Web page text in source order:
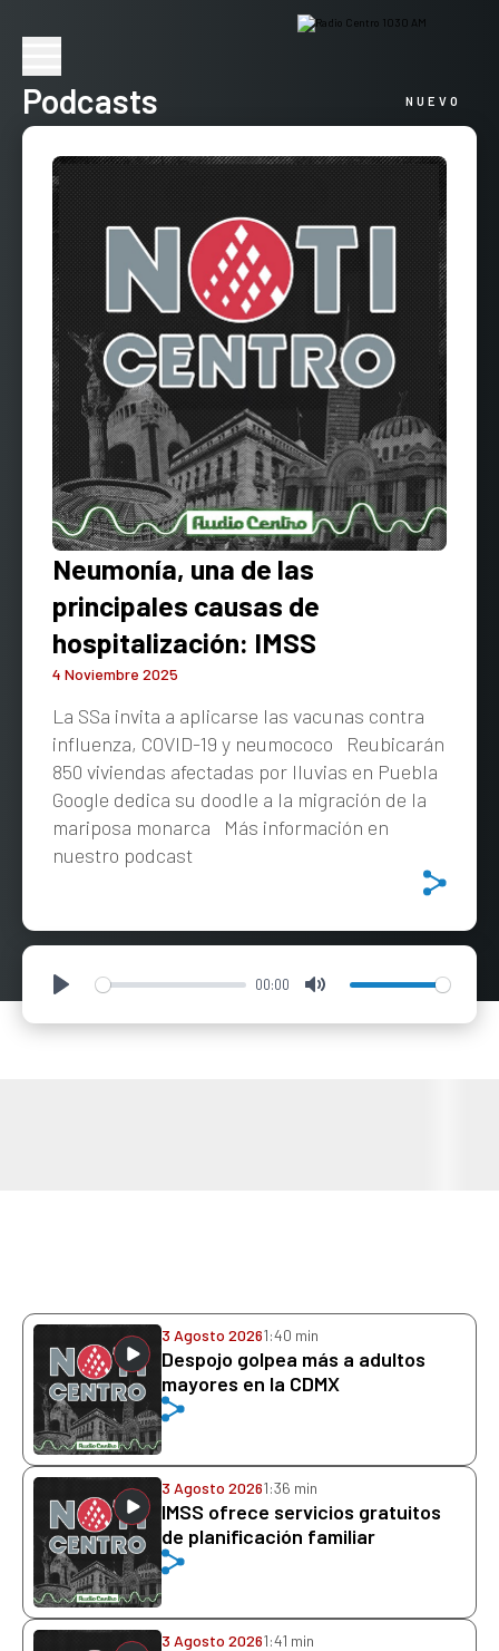
Podcasts NUEVO
Neumonía, una de las
principales causas de
hospitalización: IMSS
4 Noviembre 2025
La SSa invita a aplicarse las vacunas contra
influenza, COVID-19 y neumococo Reubicarán
850 viviendas afectadas por lluvias en Puebla
Google dedica su doodle a la migración de la
mariposa monarca Más información en
nuestro podcast
Play 00:00 Mute
3 Agosto 20261:40 min
Despojo golpea más a adultos
mayores en la CDMX
3 Agosto 20261:36 min
IMSS ofrece servicios gratuitos
de planificación familiar
3 Agosto 20261:41 min